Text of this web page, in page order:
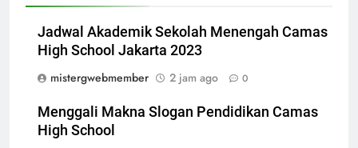
Jadwal Akademik Sekolah Menengah Camas
High School Jakarta 2023
mistergwebmember
2 jam ago 0
Menggali Makna Slogan Pendidikan Camas
High School